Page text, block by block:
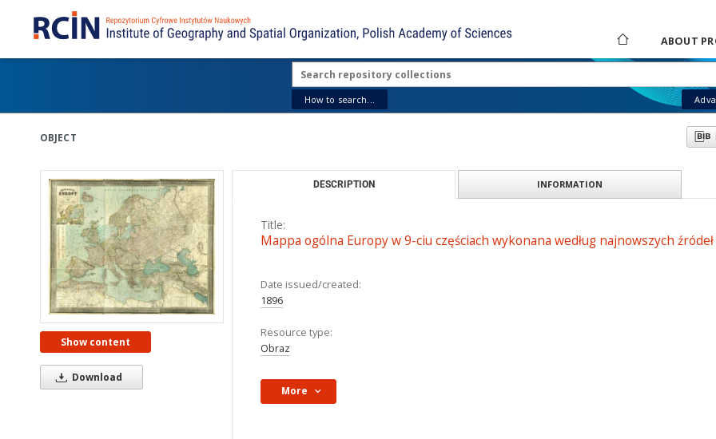
ABOUT
How to search...
OBJECT
Show content
Download
DESCRIPTION INFORMATION
Title:
Mappa ogólna Europy w 9-ciu częściach wykonana według najnowszych
Date issued/created:
1896
Resource type:
Obraz
More